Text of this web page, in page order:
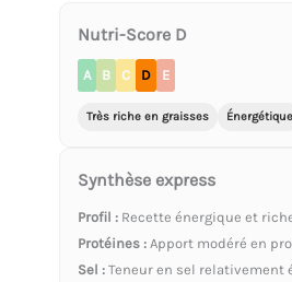
Nutri-Score D
A B C D E
Très riche en graisses Énergétique
Synthèse express
Profil : Recette énergique et
Protéines : Apport modéré en
Sel : Teneur en sel relativement